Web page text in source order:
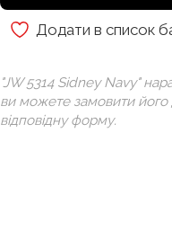
Додати в список
"JW 5314 Sidney Navy"
ви можете замовити
відповідну форму.